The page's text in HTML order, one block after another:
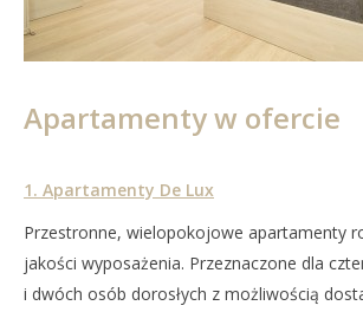
Apartamenty w ofercie
1. Apartamenty De Lux
Przestronne, wielopokojowe apartamenty
jakości wyposażenia. Przeznaczone dla
i dwóch osób dorosłych z możliwością